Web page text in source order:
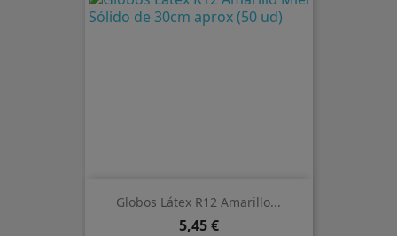
Globos Látex R12 Amarillo...
Precio
5,45 €